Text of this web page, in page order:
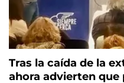
Tras la caída de la
ahora advierten que